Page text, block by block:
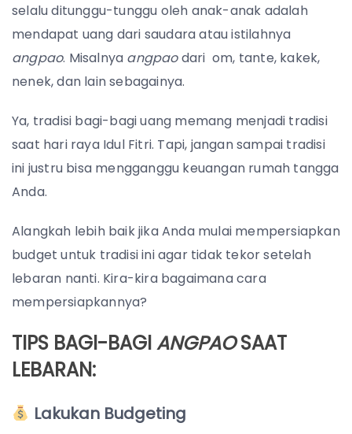
selalu ditunggu-tunggu oleh anak-anak adalah
mendapat uang dari saudara atau istilahnya
angpao. Misalnya angpaodari om, tante, kakek,
nenek, dan lain sebagainya.
Ya, tradisi bagi-bagi uang memang menjadi tradisi
saat hari raya Idul Fitri. Tapi, jangan sampai tradisi
ini justru bisa mengganggu keuangan rumah tangga
Anda.
Alangkah lebih baik jika Anda mulai mempersiapkan
budget untuk tradisi ini agar tidak tekor setelah
lebaran nanti. Kira-kira bagaimana cara
mempersiapkannya?
TIPS BAGI-BAGIANGPAOSAAT
LEBARAN:
Lakukan Budgeting